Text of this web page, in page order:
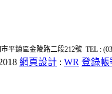
平鎮區金陵路二段212號 TEL :
網頁設計 : WR 登錄帳